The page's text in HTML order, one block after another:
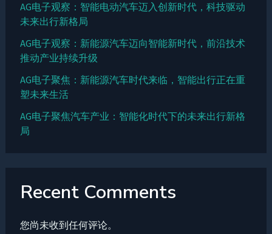
AG电子观察：智能电动汽车迈入创新时代，科技驱动
未来出行新格局
AG电子观察：新能源汽车迈向智能新时代，前沿技术
推动产业持续升级
AG电子聚焦：新能源汽车时代来临，智能出行正在重
塑未来生活
AG电子聚焦汽车产业：智能化时代下的未来出行新格
局
Recent Comments
您尚未收到任何评论。